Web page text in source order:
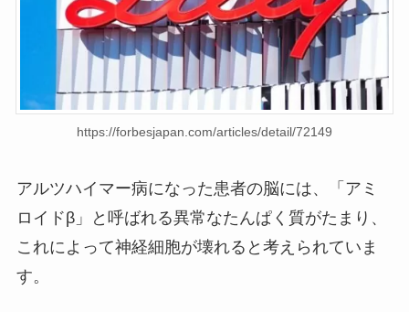
https://forbesjapan.com/articles/detail/72149
アルツハイマー病になった患者の脳には、「アミ
ロイドβ」と呼ばれる異常なたんぱく質がたまり、
これによって神経細胞が壊れると考えられていま
す。